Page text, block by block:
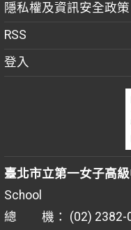
隱私權及資訊安全政策
RSS
登入
臺北市立第一女子高
School
總 機： (02) 2382-